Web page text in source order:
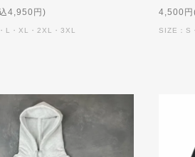
4,950円)
L・XL・2XL・3XL
4,500
SIZE：S